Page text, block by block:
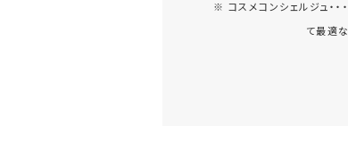
※ コスメコンシェルジュ・
て最適